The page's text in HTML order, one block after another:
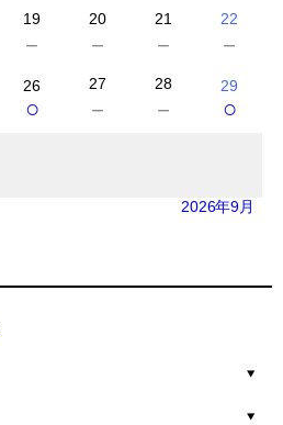
19
－
20
－
21
－
22
－
26
○
27
－
28
－
29
○
2026年9月